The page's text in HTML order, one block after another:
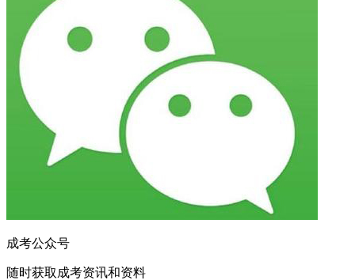
成考公众号
随时获取成考资讯和资料